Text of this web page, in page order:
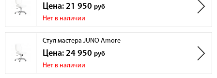
Цена: 21 950 руб
Нет в наличии
Стул мастера JUNO Amore
Цена: 24 950 руб
Нет в наличии